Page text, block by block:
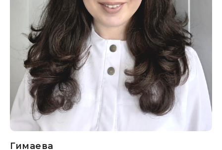
Гимаева